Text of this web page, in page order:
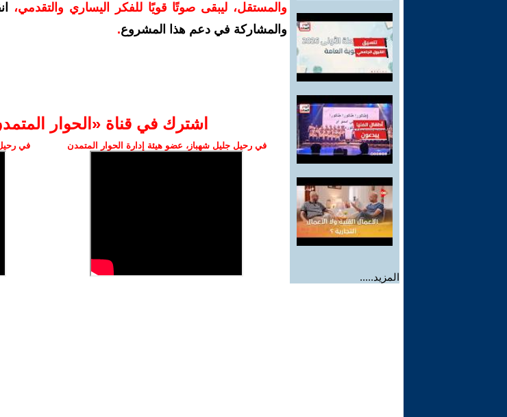
المزيد.....
والمستقل، ليبقى صوتًا قويًا للفكر اليساري والتقدمي،
والمشاركة في دعم هذا المشروع.
اشترك في قناة ‫«الحوار
في رحيل جليل شهباز، عضو هيئة إدارة الحوار المتمدن في